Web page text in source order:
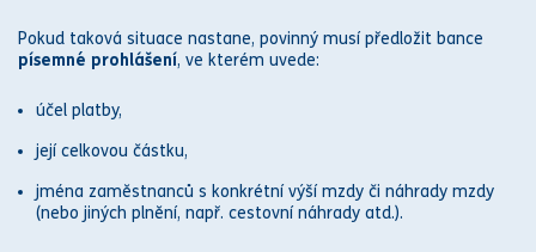
Pokud taková situace nastane, povinný musí předložit bance
písemné prohlášení, ve kterém uvede:
účel platby,
její celkovou částku,
jména zaměstnanců s konkrétní výší mzdy či náhrady mzdy
(nebo jiných plnění, např. cestovní náhrady atd.).